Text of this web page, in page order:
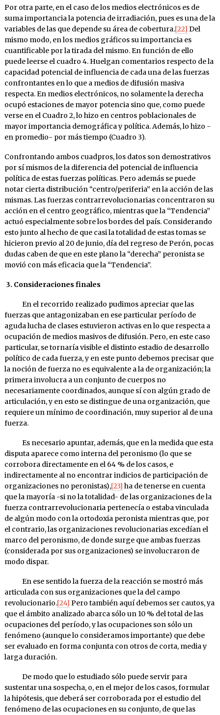
Por otra parte, en el caso de los medios electrónicos es de
suma importancia la potencia de irradiación, pues es una de la
variables de las que depende su área de cobertura.[22] Del
mismo modo, en los medios gráficos su importancia es
cuantificable por la tirada del mismo. En función de ello
puede leerse el cuadro 4. Huelgan comentarios respecto de la
capacidad potencial de influencia de cada una de las fuerzas
confrontantes en lo que a medios de difusión masiva
respecta. En medios electrónicos, no solamente la derecha
ocupó estaciones de mayor potencia sino que, como puede
verse en el Cuadro 2, lo hizo en centros poblacionales de
mayor importancia demográfica y política. Además, lo hizo -
en promedio- por más tiempo (Cuadro 3).
Confrontando ambos cuadpros, los datos son demostrativos
por sí mismos de la diferencia del potencial de influencia
política de estas fuerzas políticas. Pero además se puede
notar cierta distribución “centro/periferia” en la acción de las
mismas. Las fuerzas contrarrevolucionarias concentraron su
acción en el centro geográfico, mientras que la “Tendencia”
actuó especialmente sobre los bordes del país. Considerando
esto junto al hecho de que casi la totalidad de estas tomas se
hicieron previo al 20 de junio, día del regreso de Perón, pocas
dudas caben de que en este plano la “derecha” peronista se
movió con más eficacia que la “Tendencia”.
3. Consideraciones finales
En el recorrido realizado pudimos apreciar que las
fuerzas que antagonizaban en ese particular período de
aguda lucha de cla­ses estuvieron activas en lo que respecta a
ocupación de medios masivos de difusión. Pero, en este caso
particular, se tornaría visible el distinto estadio de desarrollo
político de cada fuerza, y en este punto debemos precisar que
la noción de fuerza no es equivalente a la de organización; la
primera involucra a un con­junto de cuerpos no
necesariamente coordinados, aunque sí con al­gún grado de
articulación, y en esto se distingue de una organiza­ción, que
requiere un mínimo de coordinación, muy superior al de una
fuerza.
Es necesario apuntar, además, que en la medida que esta
dis­puta aparece como interna del peronismo (lo que se
corrobora di­rectamente en el 64 % de los casos, e
indirectamente al no encon­trar indicios de participación de
organizaciones no peronis­tas),[23] ha de tenerse en cuenta
que la mayoría -si no la totali­dad- de las organizaciones de la
fuerza contrarrevolucionaria per­tenecía o estaba vinculada
de algún modo con la ortodoxia peronis­ta mientras que, por
el contrario, las organizaciones revoluciona­rias excedían el
marco del peronismo, de donde surge que ambas fuerzas
(considerada por sus organizaciones) se involucraron de
modo dispar.
En ese sentido la fuerza de la reacción se mostró más
articu­lada con sus organizaciones que la del campo
revolucionario.[24] Pero también aquí debemos ser cautos, ya
que el ámbito analizado abarca sólo un 10 % del total de las
ocupaciones del período, y las ocupaciones son sólo un
fenómeno (aunque lo consideramos im­portante) que debe
ser evaluado en forma conjunta con otros de corta, media y
larga duración.
De modo que lo estudiado sólo puede servir para
sustentar una sospecha, o, en el mejor de los casos, formular
la hipótesis, que deberá ser corroborada por el estudio del
fenómeno de las ocupa­ciones en su conjunto, de que las